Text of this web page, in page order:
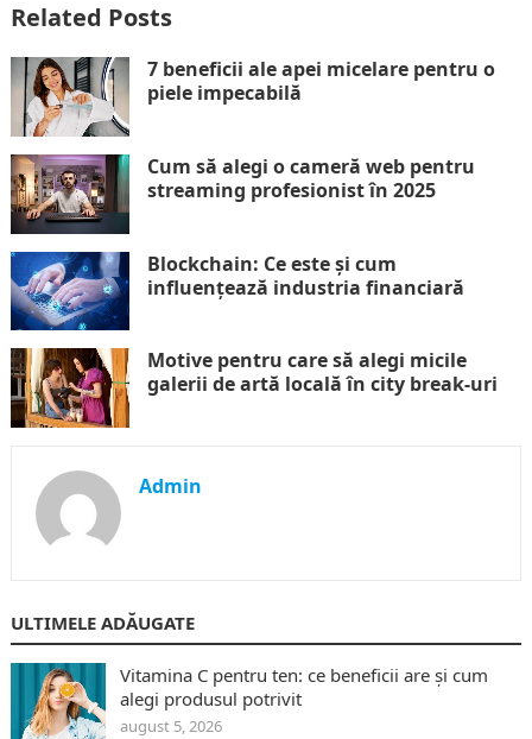
Related Posts
7 beneficii ale apei micelare pentru o
piele impecabilă
Cum să alegi o cameră web pentru
streaming profesionist în 2025
Blockchain: Ce este și cum
influențează industria financiară
Motive pentru care să alegi micile
galerii de artă locală în city break-uri
Admin
ULTIMELE ADĂUGATE
Vitamina C pentru ten: ce beneficii are și cum
alegi produsul potrivit
august 5, 2026